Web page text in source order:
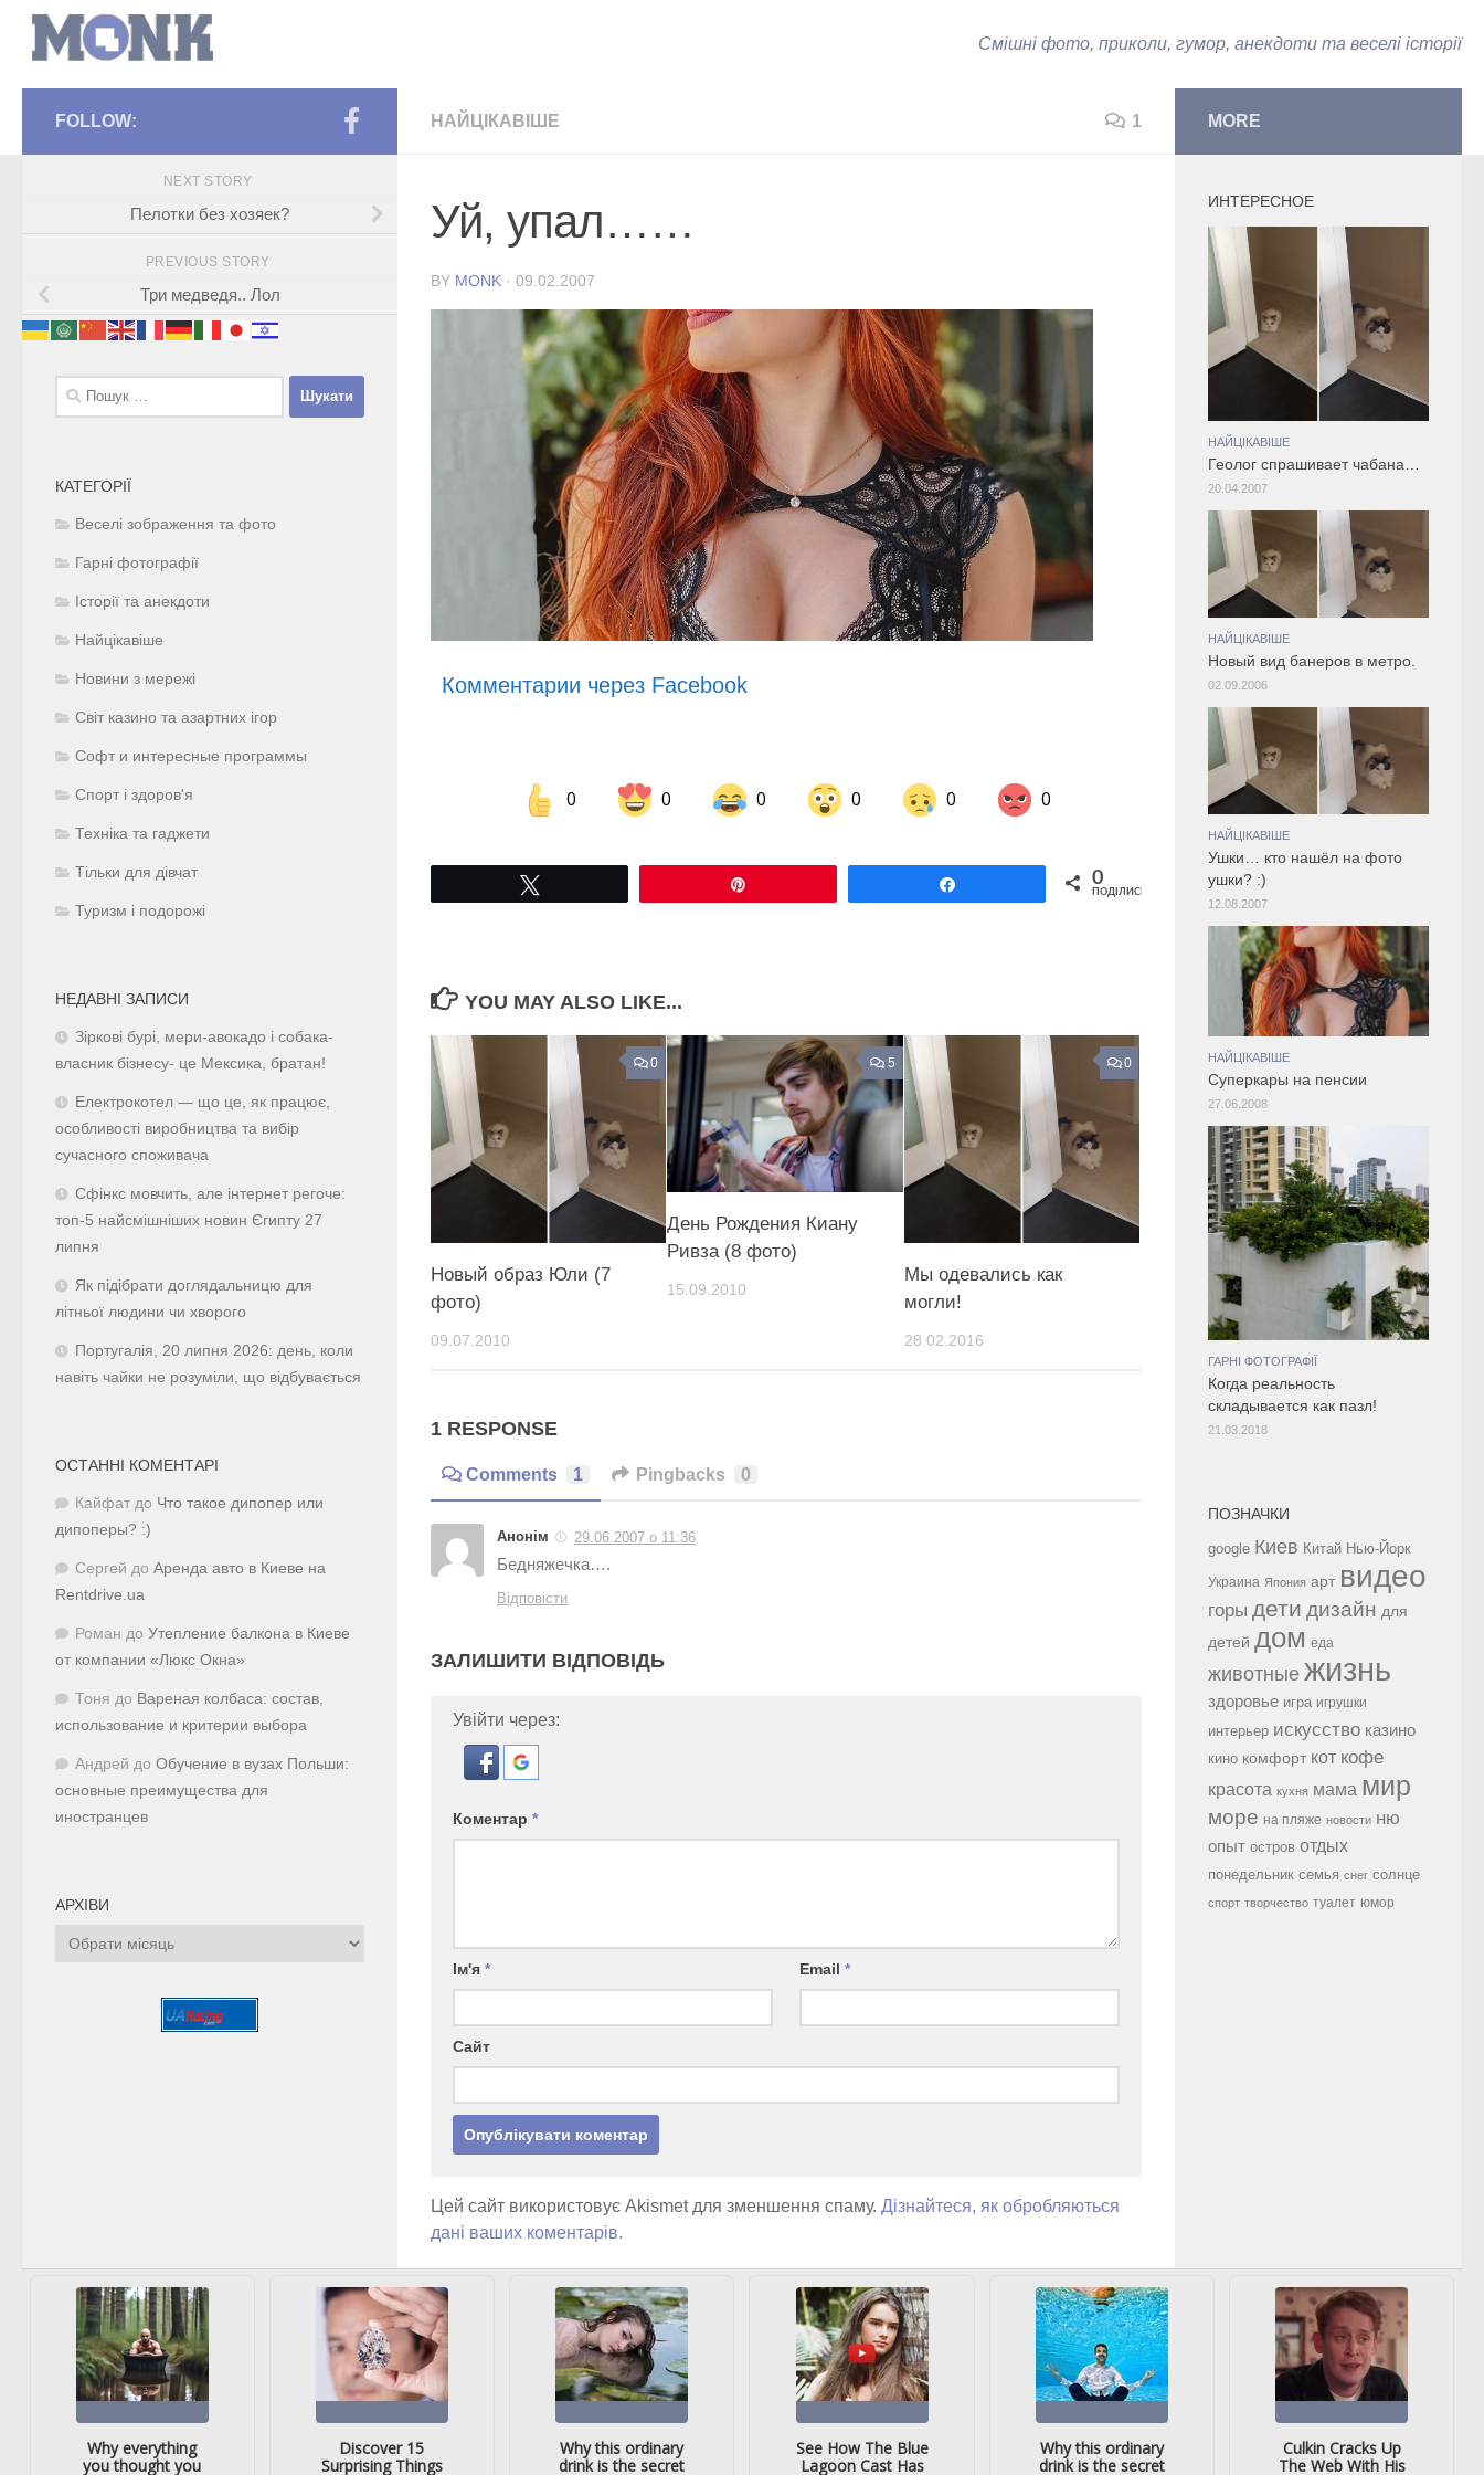
Смішні фото, приколи, гумор, анекдоти та веселі історії
НАЙЦІКАВІШЕ 1
Уй, упал……
BY MONK · 09.02.2007
Комментарии через Facebook
0 0 0 0 0 0
Share on Facebook Share on LinkedIn Share on Twitter 0
ПОДІЛИСЬ
YOU MAY ALSO LIKE...
0
Новый образ Юли (7
фото)
09.07.2010
5
День Рождения Киану
Ривза (8 фото)
15.09.2010
0
Мы одевались как
могли!
28.02.2016
1 RESPONSE
Comments 1 Pingbacks 0
Анонім 29.06.2007 о 11:36
Бедняжечка….
Відповісти
ЗАЛИШИТИ ВІДПОВІДЬ
Увійти через:
Коментар *
Ім'я * Email*
Сайт
Цей сайт використовує Akismet для зменшення спаму. Дізнайтеся, як обробляються
дані ваших коментарів.
FOLLOW:
NEXT STORY
Пелотки без хозяек?
PREVIOUS STORY
Три медведя.. Лол
Пошук:
КАТЕГОРІЇ
Веселі зображення та фото
Гарні фотографії
Історії та анекдоти
Найцікавіше
Новини з мережі
Світ казино та азартних ігор
Софт и интересные программы
Спорт і здоров'я
Техніка та гаджети
Тільки для дівчат
Туризм і подорожі
НЕДАВНІ ЗАПИСИ
Зіркові бурі, мери-авокадо і собака-
власник бізнесу- це Мексика, братан!
Електрокотел — що це, як працює,
особливості виробництва та вибір
сучасного споживача
Сфінкс мовчить, але інтернет регоче:
топ-5 найсмішніших новин Єгипту 27
липня
Як підібрати доглядальницю для
літньої людини чи хворого
Португалія, 20 липня 2026: день, коли
навіть чайки не розуміли, що відбувається
ОСТАННІ КОМЕНТАРІ
Кайфат до Что такое дипопер или
дипоперы? :)
Сергей до Аренда авто в Киеве на
Rentdrive.ua
Роман до Утепление балкона в Киеве
от компании «Люкс Окна»
Тоня до Вареная колбаса: состав,
использование и критерии выбора
Андрей до Обучение в вузах Польши:
основные преимущества для
иностранцев
АРХІВИ
Архіви
MORE
ИНТЕРЕСНОЕ
НАЙЦІКАВІШЕ
Геолог спрашивает чабана…
20.04.2007
НАЙЦІКАВІШЕ
Новый вид банеров в метро.
02.09.2006
НАЙЦІКАВІШЕ
Ушки… кто нашёл на фото
ушки? :)
12.08.2007
НАЙЦІКАВІШЕ
Суперкары на пенсии
27.06.2008
ГАРНІ ФОТОГРАФІЇ
Когда реальность
складывается как пазл!
21.03.2018
ПОЗНАЧКИ
google Киев Китай Нью-Йорк
Украина Япония арт видео
горы дети дизайн для
детей дом еда
животные жизнь
здоровье игра игрушки
интерьер искусство казино
кино комфорт кот кофе
красота кухня мама мир
море на пляже новости ню
опыт остров отдых
понедельник семья снег солнце
спорт творчество туалет юмор